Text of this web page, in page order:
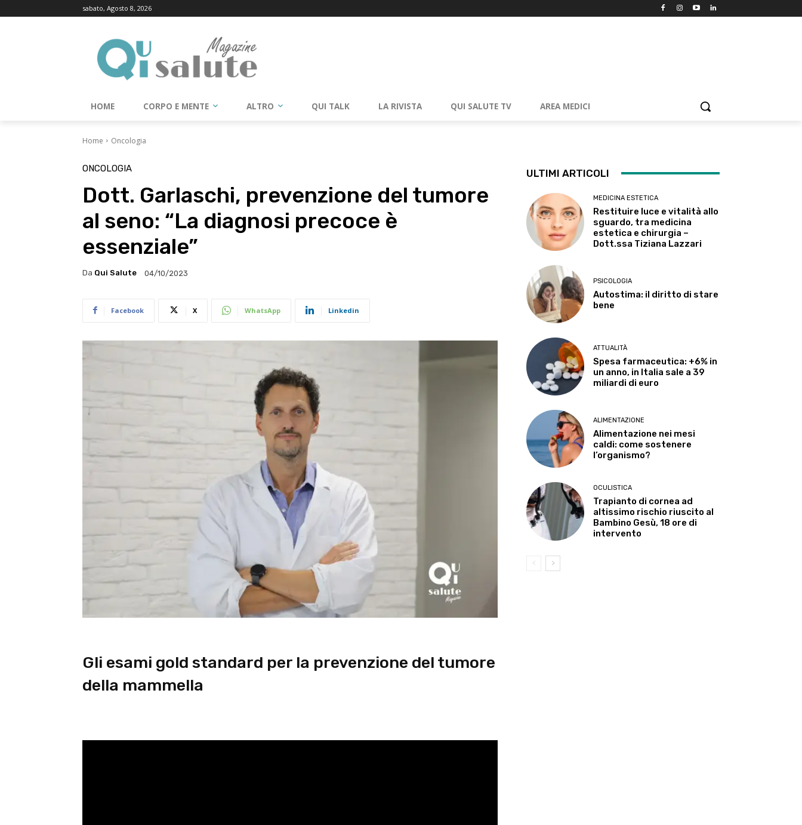
sabato, Agosto 8, 2026
HOME CORPO E MENTE ALTRO QUI TALK LA RIVISTA QUI SALUTE TV AREA MEDICI
Home Oncologia
ONCOLOGIA
Dott. Garlaschi, prevenzione del tumore
al seno: “La diagnosi precoce è
essenziale”
Da Qui Salute 04/10/2023
Facebook X WhatsApp Linkedin
Gli esami gold standard per la prevenzione del tumore
della mammella
ULTIMI ARTICOLI
MEDICINA ESTETICA
Restituire luce e vitalità allo
sguardo, tra medicina
estetica e chirurgia –
Dott.ssa Tiziana Lazzari
PSICOLOGIA
Autostima: il diritto di stare
bene
ATTUALITÀ
Spesa farmaceutica: +6% in
un anno, in Italia sale a 39
miliardi di euro
ALIMENTAZIONE
Alimentazione nei mesi
caldi: come sostenere
l’organismo?
OCULISTICA
Trapianto di cornea ad
altissimo rischio riuscito al
Bambino Gesù, 18 ore di
intervento